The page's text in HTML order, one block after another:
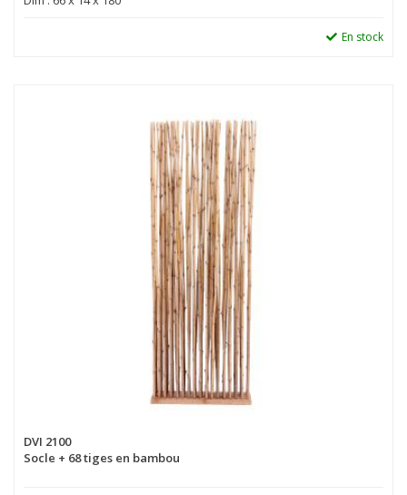
En stock
DVI 2100
Socle + 68 tiges en bambou